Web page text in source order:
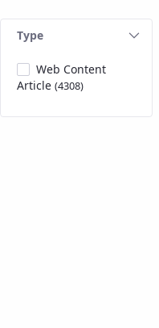
Type
Web Content
Article (4308)